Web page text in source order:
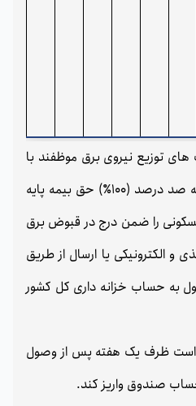
های توزیع نیروی برق موظفند با
رعایت ماده (6) این آیین نامه صد درصد (100٪) حق بیمه پایه
را ضمن درج در قبوض برق
و الکترونیکی یا ارسال از طریق
به حساب خزانه داری کل کشور
است ظرف یک هفته پس از وصول
صندوق واریز کند.